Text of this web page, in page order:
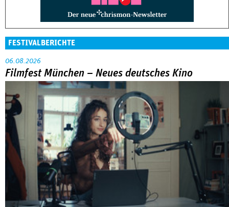
FESTIVALBERICHTE
06.08.2026
Filmfest München – Neues deutsches Kino